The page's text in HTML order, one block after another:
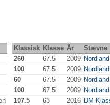
Klassisk Klasse År Stævne
260 67.5 2009
100 67.5 2009
60 67.5 2009
100 67.5 2009
107.5 63 2016 DM